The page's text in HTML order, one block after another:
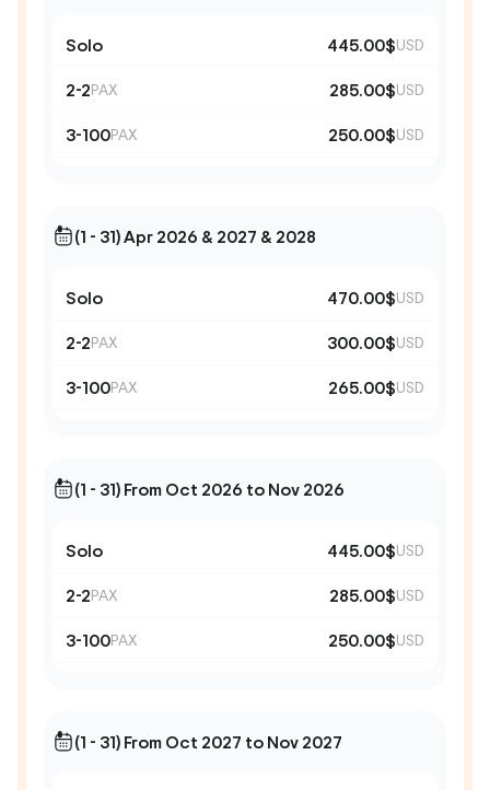
Solo 445.00$USD
2-2PAX 285.00$USD
3-100PAX 250.00$USD
(1 - 31) Apr 2026 & 2027 & 2028
Solo 470.00$USD
2-2PAX 300.00$USD
3-100PAX 265.00$USD
(1 - 31) From Oct 2026 to Nov 2026
Solo 445.00$USD
2-2PAX 285.00$USD
3-100PAX 250.00$USD
(1 - 31) From Oct 2027 to Nov 2027